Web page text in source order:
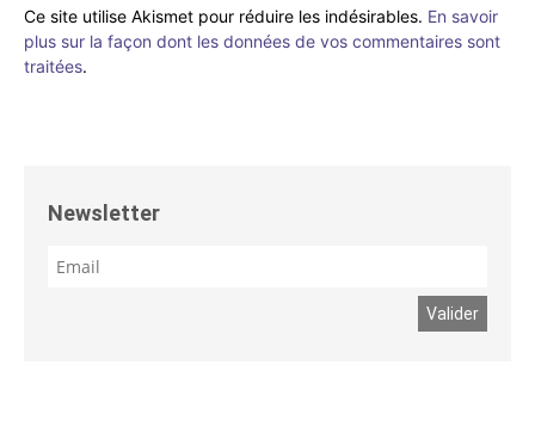
Ce site utilise Akismet pour réduire les indésirables. En savoir
plus sur la façon dont les données de vos commentaires sont
traitées.
Newsletter